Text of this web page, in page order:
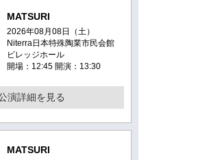
MATSURI
2026年08月08日（土）
Niterra日本特殊陶業市民会館
ビレッジホール
開場：12:45 開演：13:30
演詳細を見る
MATSURI